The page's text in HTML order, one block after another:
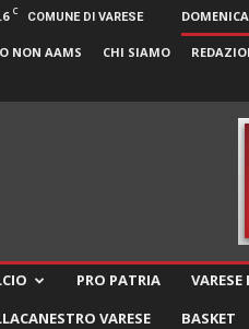
C COMUNE DI VARESE
NON AAMS CHI SIAMO
PRO PATRIA VARESE
VARESE
BASKET